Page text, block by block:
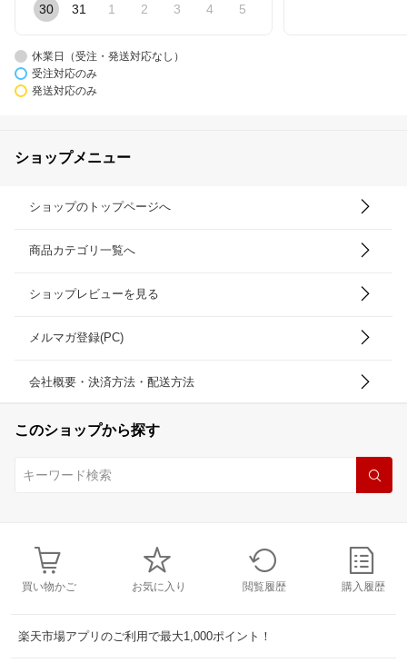
30 31 1 2 3 4 5
休業日（受注・発送対応なし）
受注対応のみ
発送対応のみ
ショップメニュー
ショップのトップページへ
商品カテゴリ一覧へ
ショップレビューを見る
メルマガ登録(PC)
会社概要・決済方法・配送方法
このショップから探す
買い物かご お気に入り 閲覧履歴 購入履歴
楽天市場アプリのご利用で最大1,000ポイント！